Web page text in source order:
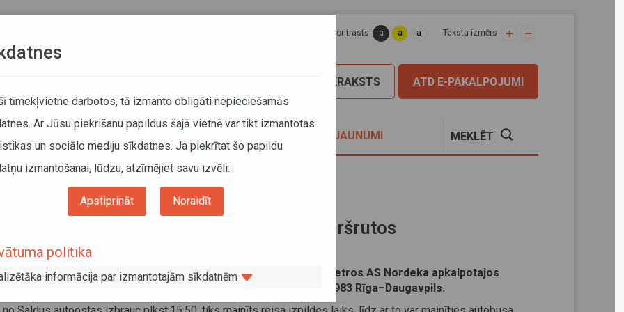
Lapas kontrasts a a a Teksta izmērs
ATD E-PAKALPOJUMI
PIERAKSTS
JAUNUMI MEKLĒT
AS Nordeka apkalpotajos maršrutos
četros AS Nordeka apkalpotajos maršrutos
no 2016.gada 21.aprīļa spēkā stāsies izmaiņas četros AS Nordeka apkalpotajos
Nr.7912 Rīga–Viļaka–Baltinava, Nr.7410 Rīga–Kuldīga un Nr.7983 Rīga–Daugavpils.
tīmekļvietne darbotos, tā izmanto obligāti nepieciešamās
Ar Jūsu piekrišanu papildus šajā vietnē var tikt izmantotas
un sociālo mediju sīkdatnes. Ja piekrītat šo papildu
izmantošanai, lūdzu, atzīmējiet savu izvēli:
Apstiprināt Noraidīt
politika
informācija par izmantotajām sīkdatnēm